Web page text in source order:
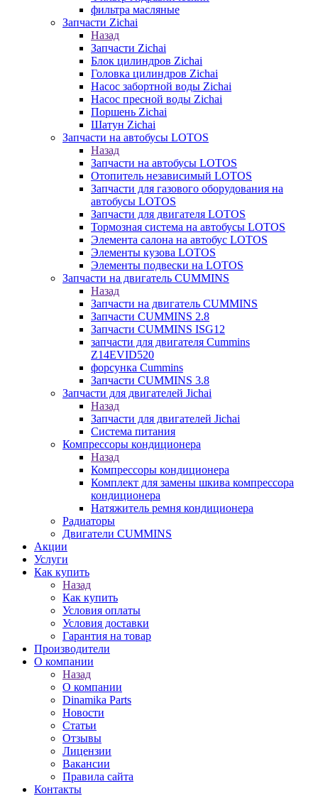
фильтра масляные
Запчасти Zichai
Назад
Запчасти Zichai
Блок цилиндров Zichai
Головка цилиндров Zichai
Насос забортной воды Zichai
Насос пресной воды Zichai
Поршень Zichai
Шатун Zichai
Запчасти на автобусы LOTOS
Назад
Запчасти на автобусы LOTOS
Отопитель независимый LOTOS
Запчасти для газового оборудования на
автобусы LOTOS
Запчасти для двигателя LOTOS
Тормозная система на автобусы LOTOS
Элемента салона на автобус LOTOS
Элементы кузова LOTOS
Элементы подвески на LOTOS
Запчасти на двигатель CUMMINS
Назад
Запчасти на двигатель CUMMINS
Запчасти CUMMINS 2.8
Запчасти CUMMINS ISG12
запчасти для двигателя Cummins
Z14EVID520
форсунка Cummins
Запчасти CUMMINS 3.8
Запчасти для двигателей Jichai
Назад
Запчасти для двигателей Jichai
Система питания
Компрессоры кондиционера
Назад
Компрессоры кондиционера
Комплект для замены шкива компрессора
кондиционера
Натяжитель ремня кондиционера
Радиаторы
Двигатели CUMMINS
Акции
Услуги
Как купить
Назад
Как купить
Условия оплаты
Условия доставки
Гарантия на товар
Производители
О компании
Назад
О компании
Dinamika Parts
Новости
Статьи
Отзывы
Лицензии
Вакансии
Правила сайта
Контакты